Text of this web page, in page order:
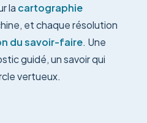
la cartographie
et chaque résolution
du savoir-faire. Une
guidé, un savoir qui
vertueux.